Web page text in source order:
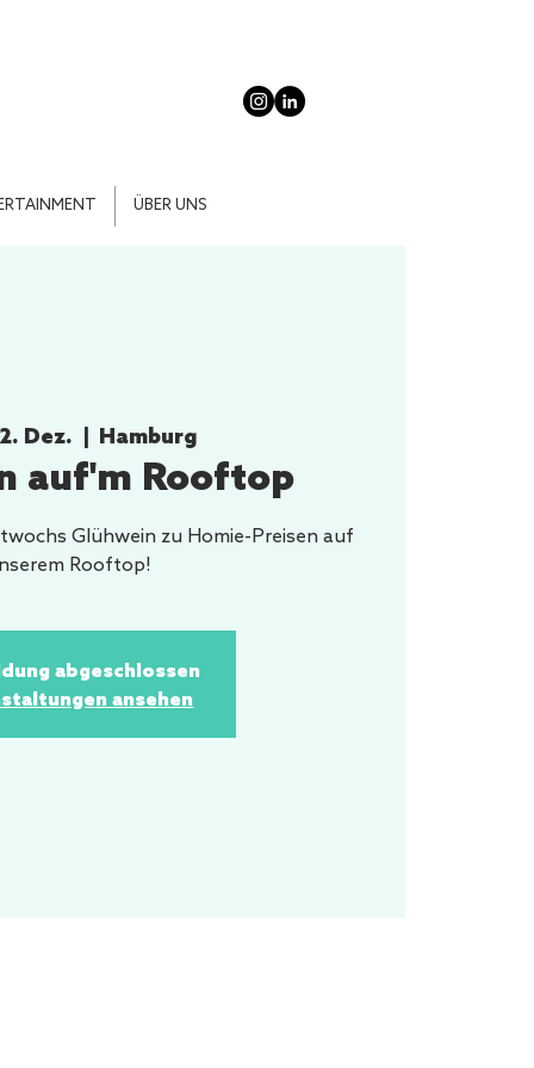
ÜBER UNS
Dez. Hamburg
auf'm Rooftop
Glühwein zu Homie-Preisen auf
Rooftop!
abgeschlossen
ansehen